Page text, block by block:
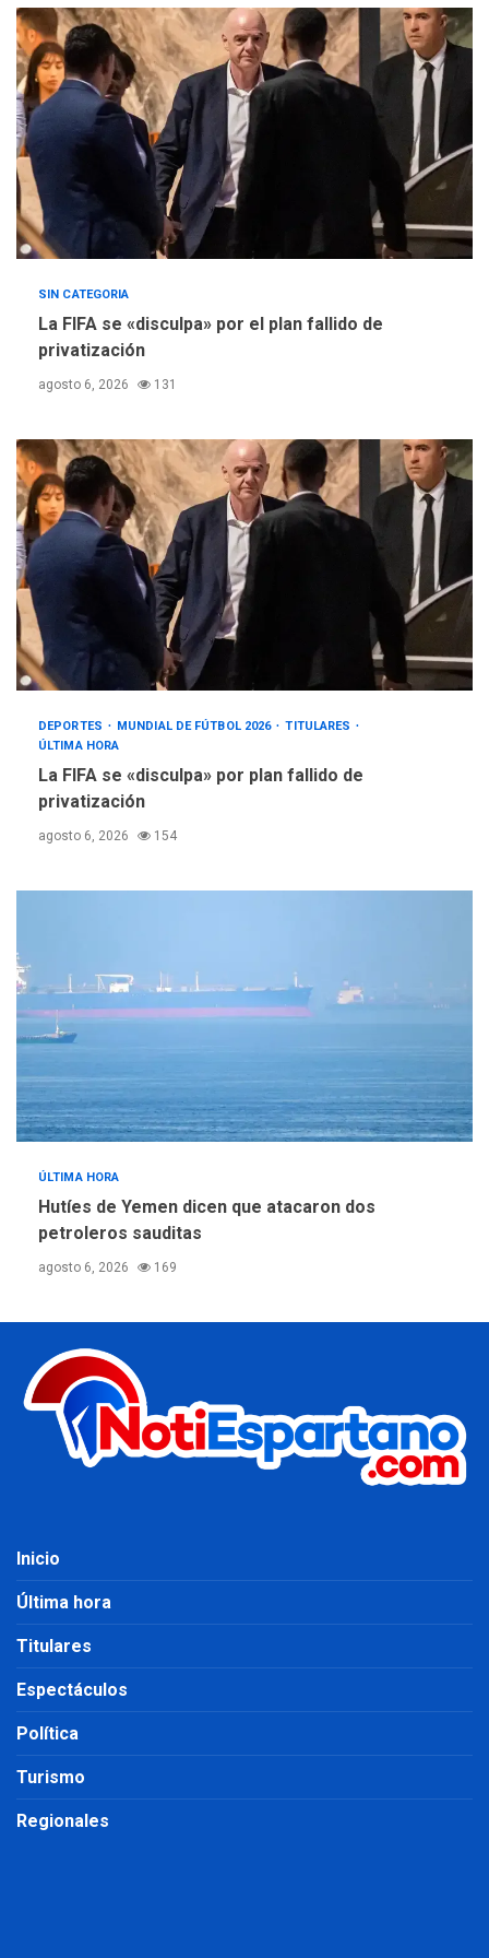
5
de Comercio para reforma
de Ley de Puerto Libre
SIN CATEGORIA
La FIFA se «disculpa» por el plan fallido de
privatización
agosto 6, 2026 131
DEPORTES MUNDIAL DE FÚTBOL 2026
TITULARES
ÚLTIMA HORA
La FIFA se «disculpa» por plan fallido de
privatización
agosto 6, 2026 154
ÚLTIMA HORA
Hutíes de Yemen dicen que atacaron dos
petroleros sauditas
agosto 6, 2026 169
Inicio
Última hora
Titulares
Espectáculos
Política
Turismo
Regionales